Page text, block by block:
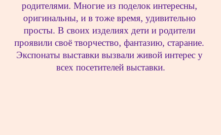
родителями. Многие из поделок интересны,
оригинальны, и в тоже время, удивительно
просты. В своих изделиях дети и родители
проявили своё творчество, фантазию, старание.
Экспонаты выставки вызвали живой интерес у
всех посетителей выставки.